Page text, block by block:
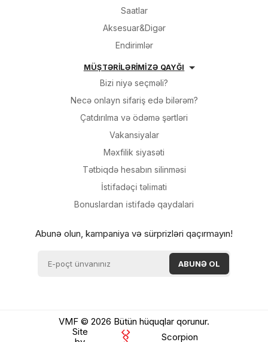
Saatlar
Aksesuar&Digər
Endirimlər
MÜŞTƏRİLƏRİMİZƏ QAYĞI
Bizi niyə seçməli?
Necə onlayn sifariş edə bilərəm?
Çatdırılma və ödəmə şərtləri
Vakansiyalar
Məxfilik siyasəti
Tətbiqdə hesabın silinməsi
İsti̇fadəçi̇ təli̇mati
Bonuslardan i̇sti̇fadə qaydalari
Abunə olun, kampaniya və sürprizləri qaçırmayın!
VMF © 2026 Bütün hüquqlar qorunur.
Site
Scorpion